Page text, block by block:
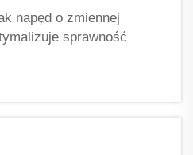
napęd o zmiennej
sprawność
wtryskiem
oraz
częściowym obciążeniu w